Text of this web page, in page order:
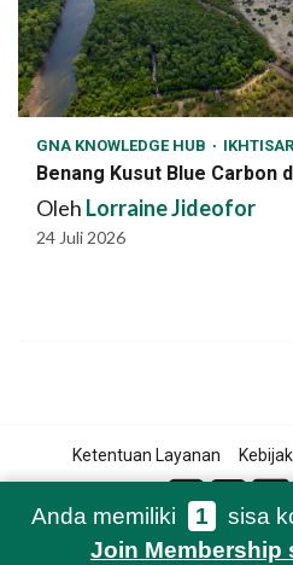
GNA KNOWLEDGE HUB IKHTISAR
Benang Kusut Blue Carbon
Oleh Lorraine Jideofor
24 Juli 2026
Ketentuan Layanan
© 2021-2026
Anda memiliki 1
sisa
Join Membership